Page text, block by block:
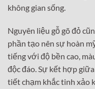
không gian sống.
Nguyên liệu gỗ gõ đỏ
phần tạo nên sự hoàn
tiếng với độ bền cao,
độc đáo. Sự kết hợp
tiết chạm khắc tinh xảo